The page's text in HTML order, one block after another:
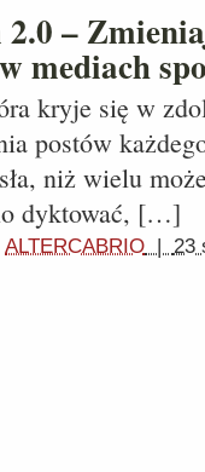
2.0 –
mediach
kryje się w
postów
niż wielu
dyktować, […]
ALTERCABRIO | 23